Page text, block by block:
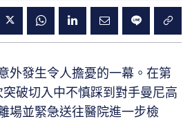
外發生令人擔憂的一幕。在第
破切入中不慎踩到對手曼尼高
場並緊急送往醫院進一步檢